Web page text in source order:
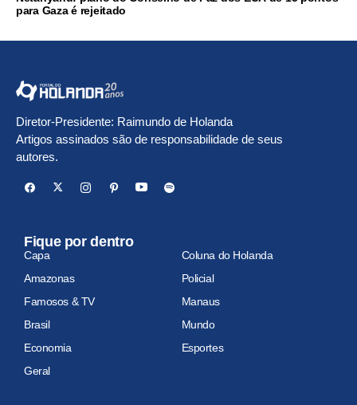
para Gaza é rejeitado
Diretor-Presidente: Raimundo de Holanda
Artigos assinados são de responsabilidade de seus
autores.
Fique por dentro
Capa
Coluna do Holanda
Amazonas
Policial
Famosos & TV
Manaus
Brasil
Mundo
Economia
Esportes
Geral